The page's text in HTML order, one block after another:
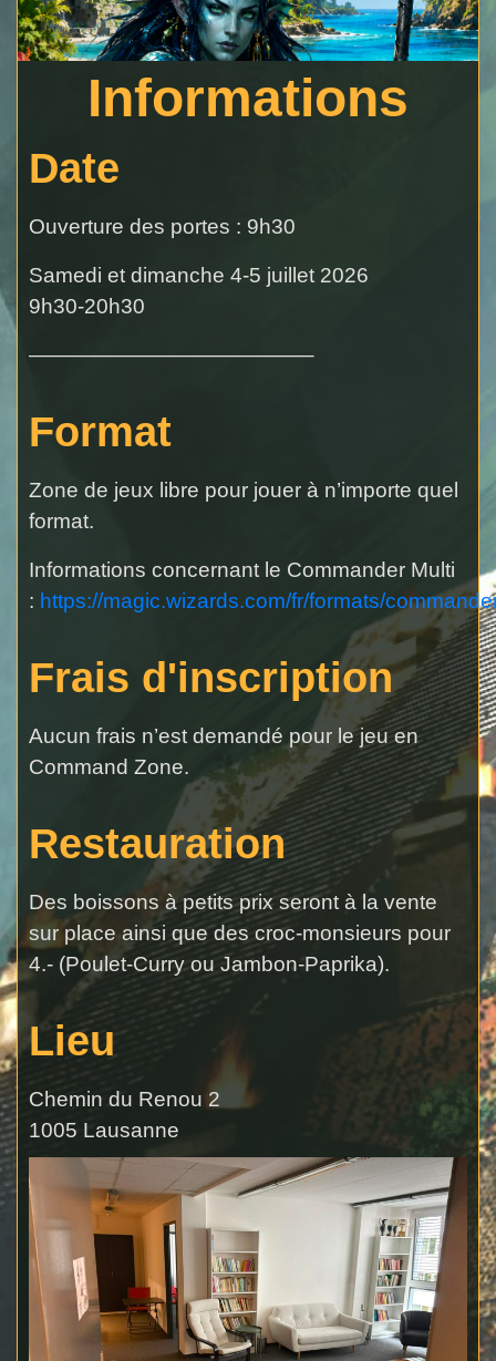
Informations
Date
Ouverture des portes : 9h30
Samedi et dimanche 4-5 juillet 2026
9h30-20h30
—————————————–
Format
Zone de jeux libre pour jouer à n’importe quel
format.
Informations concernant le Commander Multi
: https://magic.wizards.com/fr/formats/
Frais d'inscription
Aucun frais n’est demandé pour le jeu en
Command Zone.
Restauration
Des boissons à petits prix seront à la vente
sur place ainsi que des croc-monsieurs pour
4.- (Poulet-Curry ou Jambon-Paprika).
Lieu
Chemin du Renou 2
1005 Lausanne